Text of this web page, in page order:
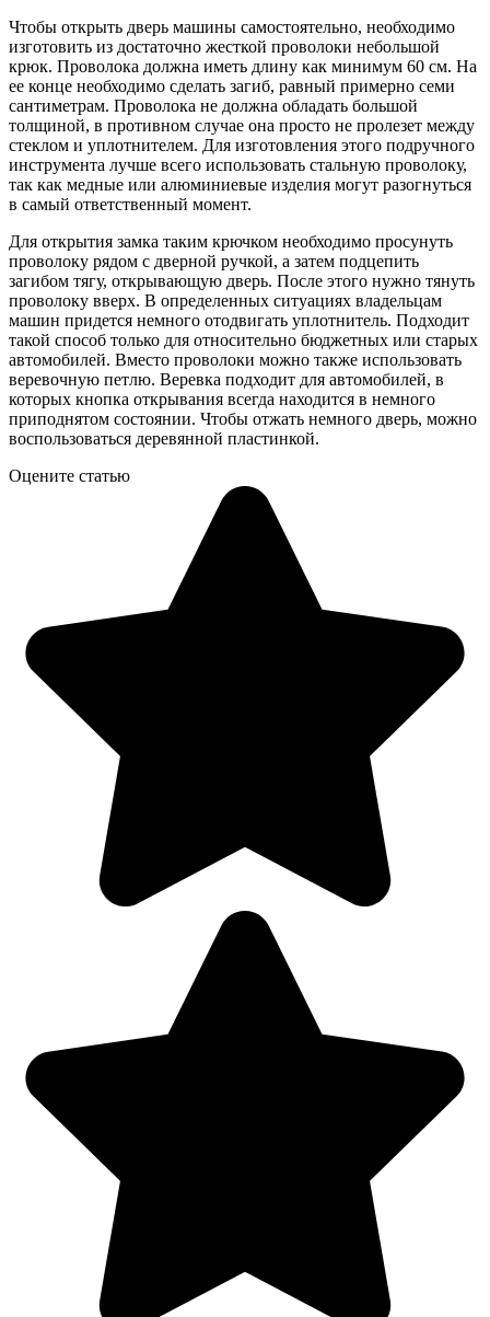
Чтобы открыть дверь машины самостоятельно, необходимо
изготовить из достаточно жесткой проволоки небольшой
крюк. Проволока должна иметь длину как минимум 60 см. На
ее конце необходимо сделать загиб, равный примерно семи
сантиметрам. Проволока не должна обладать большой
толщиной, в противном случае она просто не пролезет между
стеклом и уплотнителем. Для изготовления этого подручного
инструмента лучше всего использовать стальную проволоку,
так как медные или алюминиевые изделия могут разогнуться
в самый ответственный момент.
Для открытия замка таким крючком необходимо просунуть
проволоку рядом с дверной ручкой, а затем подцепить
загибом тягу, открывающую дверь. После этого нужно тянуть
проволоку вверх. В определенных ситуациях владельцам
машин придется немного отодвигать уплотнитель. Подходит
такой способ только для относительно бюджетных или старых
автомобилей. Вместо проволоки можно также использовать
веревочную петлю. Веревка подходит для автомобилей, в
которых кнопка открывания всегда находится в немного
приподнятом состоянии. Чтобы отжать немного дверь, можно
воспользоваться деревянной пластинкой.
Оцените статью